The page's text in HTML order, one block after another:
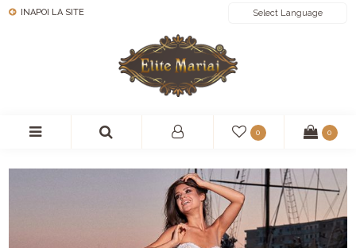
INAPOI LA SITE
0 0